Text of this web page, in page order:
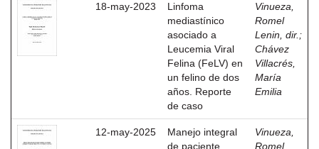
18-may-2023
Linfoma
mediastínico
asociado a
Leucemia Viral
Felina (FeLV) en
un felino de dos
años. Reporte
de caso
Vinueza,
Romel
Lenin, dir. ;
Chávez
Villacrés,
María
Emilia
12-may-2025
Manejo integral
de paciente
Vinueza,
Romel